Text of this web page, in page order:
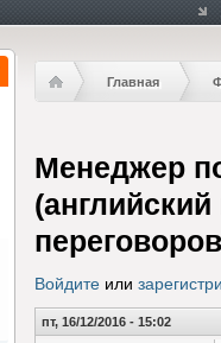
Главная
Менеджер
Войдитеили
пт, 16/12/2016 - 15:02